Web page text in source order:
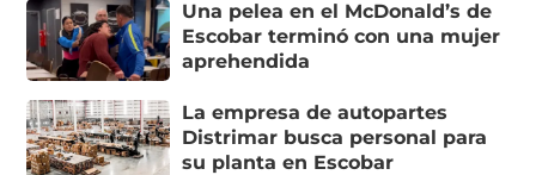
Una pelea en el McDonald’s de
Escobar terminó con una mujer
aprehendida
La empresa de autopartes
Distrimar busca personal para
su planta en Escobar